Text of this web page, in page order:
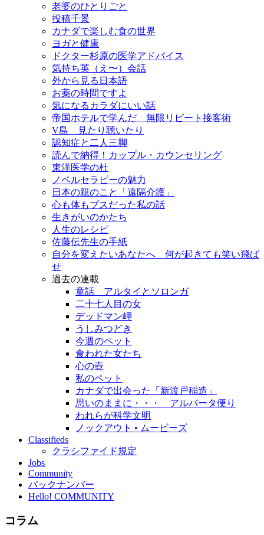
老婆のひとりごと
投稿千景
カナダで楽しむ食の世界
ヨガと健康
ドクター杉原の医学アドバイス
気持ち英（え〜）会話
外から見る日本語
お薬の時間ですよ
気になるカラダにいい話
帝国ホテルで学んだ 無限リピート接客術
V島 見たり聴いたり
認知症と二人三脚
読んで納得！カップル・カウンセリング
東洋医学の杜
ノベルセラピーの魅力
日本の親のこと「遠隔介護」
心も体もブスだった私の話
生きがいのかたち
人生のレシピ
佐藤伝先生の手紙
自分を変えたいあなたへ 何が起きても笑い飛ば
せ
過去の連載
童話 アルタイとソロンガ
二十七人目の女
デッドマン岬
うしみつどき
今週のペット
食われた女たち
心の壺
私のペット
カナダで出会った「新渡戸稲造」
思いのままに・・・ アルバータ便り
われらが科学文明
ノックアウト • ムービーズ
Classifieds
クラシファイド規定
Jobs
Community
バックナンバー
Hello! COMMUNITY
コラム